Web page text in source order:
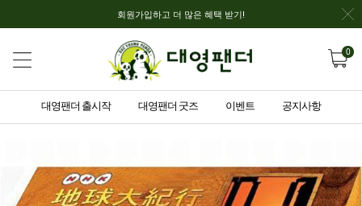
회원가입하고 더 많은 혜택 받기!
0
대영팬더 출시작 대영팬더 굿즈 이벤트 공지사항